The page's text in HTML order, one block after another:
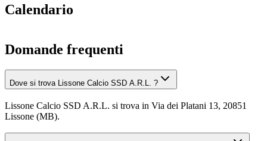
Calendario
Domande frequenti
Dove si trova Lissone Calcio SSD A.R.L. ?
Lissone Calcio SSD A.R.L. si trova in Via dei Platani 13, 20851
Lissone (MB).